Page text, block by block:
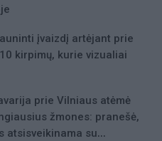
įvaizdį artėjant prie
kirpimų, kurie vizualiai
prie Vilniaus atėmė
žmones: pranešė,
atsisveikinama su